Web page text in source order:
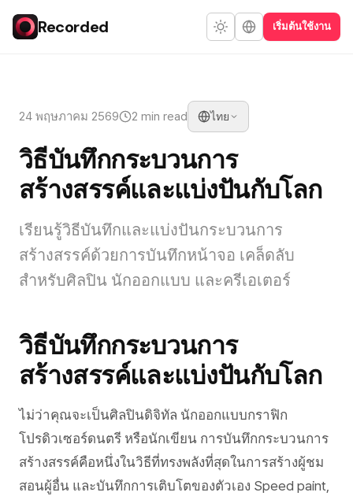
Recorded เริ่มต้นใช้งาน
24 พฤษภาคม 2569 2 min read ไทย
วิธีบันทึกกระบวนการ
สร้างสรรค์และแบ่งปันกับโลก
เรียนรู้วิธีบันทึกและแบ่งปันกระบวนการ
สร้างสรรค์ด้วยการบันทึกหน้าจอ เคล็ดลับ
สำหรับศิลปิน นักออกแบบ และครีเอเตอร์
วิธีบันทึกกระบวนการ
สร้างสรรค์และแบ่งปันกับโลก
ไม่ว่าคุณจะเป็นศิลปินดิจิทัล นักออกแบบกราฟิก
โปรดิวเซอร์ดนตรี หรือนักเขียน การบันทึกกระบวนการ
สร้างสรรค์คือหนึ่งในวิธีที่ทรงพลังที่สุดในการสร้างผู้ชม
สอนผู้อื่น และบันทึกการเติบโตของตัวเอง Speed paint,